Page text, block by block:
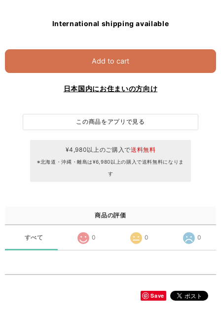
International shipping available
Add to cart
日本国内にお住まいの方向け
この商品をアプリで見る
¥4,980以上のご購入で送料無料
※北海道・沖縄・離島は¥6,980以上の購入で送料無料になりま
す
商品の評価
すべて 0 0 0
Save